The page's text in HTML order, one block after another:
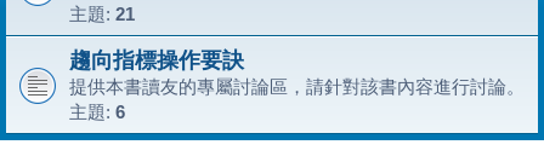
主題: 21
趨向指標操作要訣
提供本書讀友的專屬討論區，請針對該書內容進行討論。
主題: 6